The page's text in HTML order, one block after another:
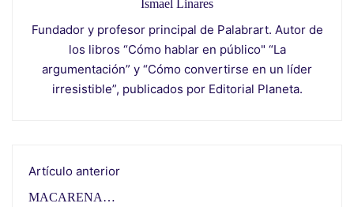
Ismael Linares
Fundador y profesor principal de Palabrart. Autor de
los libros “Cómo hablar en público" “La
argumentación” y “Cómo convertirse en un líder
irresistible”, publicados por Editorial Planeta.
Artículo anterior
MACARENA